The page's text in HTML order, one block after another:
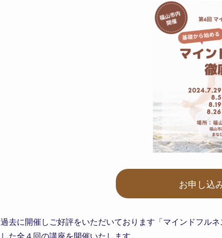
お申し込
過去に開催しご好評をいただいております「マインドフル